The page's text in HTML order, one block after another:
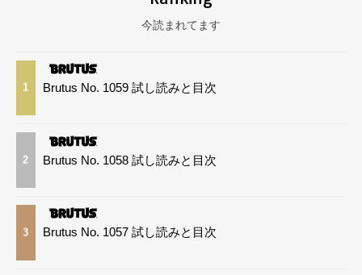
今読まれてます
1 Brutus No. 1059 試し読みと目次
2 Brutus No. 1058 試し読みと目次
3 Brutus No. 1057 試し読みと目次